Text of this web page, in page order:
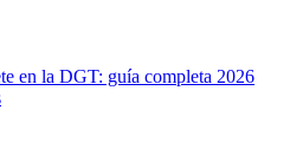
en la DGT: guía completa 2026